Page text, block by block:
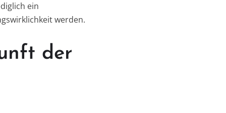
ein
werden.
der